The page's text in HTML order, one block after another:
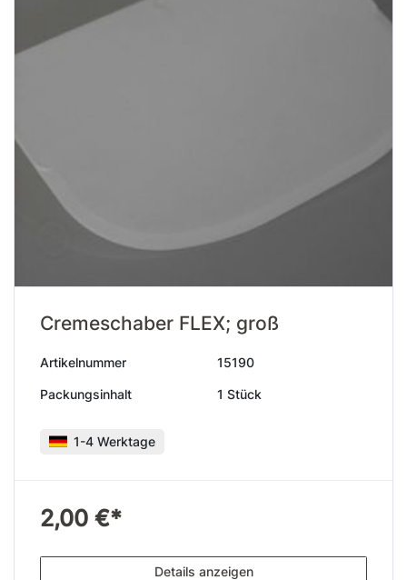
Cremeschaber FLEX; groß
Artikelnummer 15190
Packungsinhalt 1 Stück
1-4 Werktage
2,00 €*
Details anzeigen